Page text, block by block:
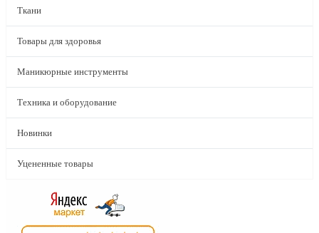
Ткани
Товары для здоровья
Маникюрные инструменты
Техника и оборудование
Новинки
Уцененные товары